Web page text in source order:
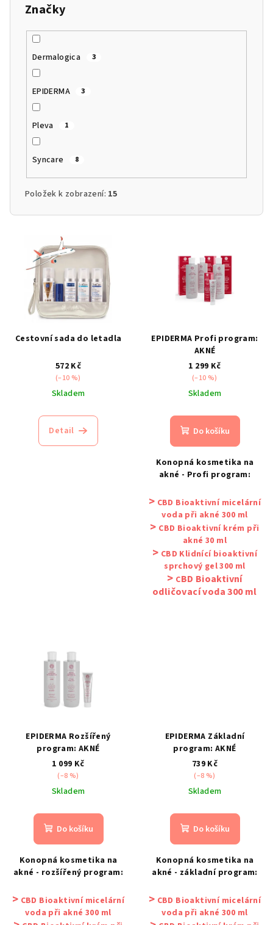
Značky
Dermalogica 3
EPIDERMA 3
Pleva 1
Syncare 8
Položek k zobrazení: 15
Cestovní sada do letadla
572 Kč
(–10 %)
Skladem
Detail
EPIDERMA Profi program:
AKNÉ
1 299 Kč
(–10 %)
Skladem
Do košíku
Konopná kosmetika na
akné - Profi program:
> CBD Bioaktivní micelární
voda při akné 300 ml
> CBD Bioaktivní krém při
akné 30 ml
> CBD Klidnící bioaktivní
sprchový gel 300 ml
> CBD Bioaktivní
odličovací voda 300ml
EPIDERMA Rozšířený
program: AKNÉ
1 099 Kč
(–8 %)
Skladem
Do košíku
Konopná kosmetika na
akné - rozšířený program:
> CBD Bioaktivní micelární
voda při akné 300 ml
EPIDERMA Základní
program: AKNÉ
739 Kč
(–8 %)
Skladem
Do košíku
Konopná kosmetika na
akné - základní program:
> CBD Bioaktivní micelární
voda při akné 300 ml